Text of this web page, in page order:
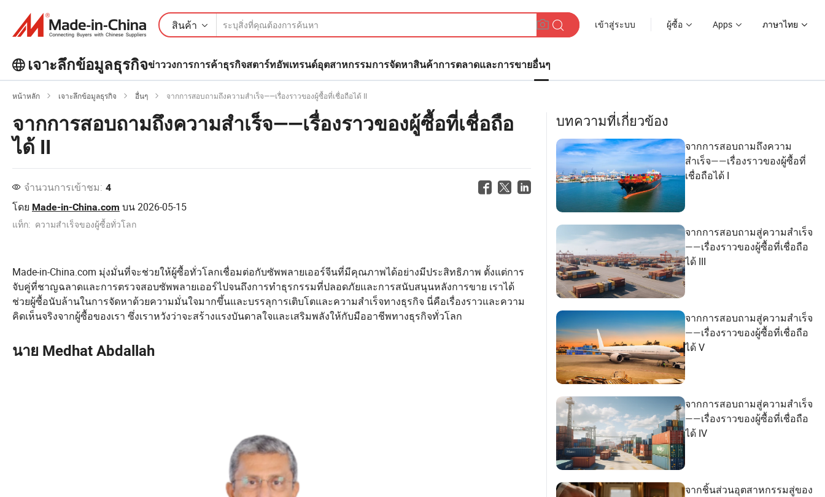
สินค้า เข้าสู่ระบบ ผู้ซื้อ Apps ภาษาไทย
เจาะลึกข้อมูลธุรกิจข่าววงการการค้าธุรกิจสตาร์ทอัพเทรนด์อุตสาหกรรมการจัดหาสินค้าการตลาดและการขายอื่นๆ
หน้าหลัก เจาะลึกข้อมูลธุรกิจ อื่นๆ จากการสอบถามถึงความสำเร็จ——เรื่องราวของผู้ซื้อที่เชื่อถือได้ II
จากการสอบถามถึงความสำเร็จ——เรื่องราวของผู้ซื้อที่เชื่อถือ
ได้ II
จำนวนการเข้าชม: 4
โดย Made-in-China.com บน2026-05-15
แท็ก: ความสำเร็จของผู้ซื้อทั่วโลก
Made-in-China.com มุ่งมั่นที่จะช่วยให้ผู้ซื้อทั่วโลกเชื่อมต่อกับซัพพลายเออร์จีนที่มีคุณภาพได้อย่างมีประสิทธิภาพ ตั้งแต่การ
จับคู่ที่ชาญฉลาดและการตรวจสอบซัพพลายเออร์ไปจนถึงการทำธุรกรรมที่ปลอดภัยและการสนับสนุนหลังการขาย เราได้
ช่วยผู้ซื้อนับล้านในการจัดหาด้วยความมั่นใจมากขึ้นและบรรลุการเติบโตและความสำเร็จทางธุรกิจ นี่คือเรื่องราวและความ
คิดเห็นจริงจากผู้ซื้อของเรา ซึ่งเราหวังว่าจะสร้างแรงบันดาลใจและเสริมพลังให้กับมืออาชีพทางธุรกิจทั่วโลก
นาย Medhat Abdallah
บทความที่เกี่ยวข้อง
จากการสอบถามถึงความ
สำเร็จ——เรื่องราวของผู้ซื้อที่
เชื่อถือได้ I
จากการสอบถามสู่ความสำเร็จ
——เรื่องราวของผู้ซื้อที่เชื่อถือ
ได้ III
จากการสอบถามสู่ความสำเร็จ
——เรื่องราวของผู้ซื้อที่เชื่อถือ
ได้ V
จากการสอบถามสู่ความสำเร็จ
——เรื่องราวของผู้ซื้อที่เชื่อถือ
ได้ IV
จากชิ้นส่วนอุตสาหกรรมสู่ของ